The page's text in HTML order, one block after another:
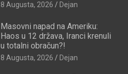
8 Augusta, 2026 Dejan
Masovni napad na Ameriku:
Haos u 12 država, Iranci krenuli
u totalni obračun?!
8 Augusta, 2026 Dejan